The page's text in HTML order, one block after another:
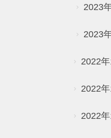
2023
2023
2022年
2022年
2022年